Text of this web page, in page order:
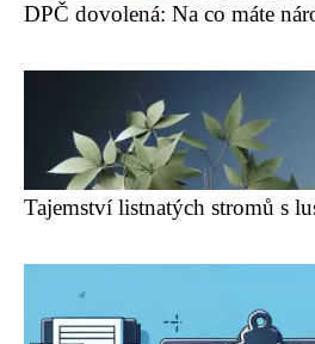
DPČ dovolená: Na co máte
Tajemství listnatých stromů s